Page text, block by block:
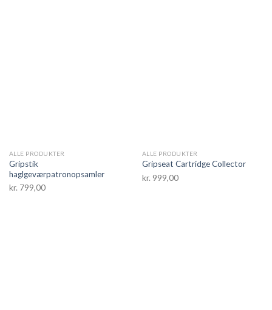
ALLE PRODUKTER
Gripstik
haglgeværpatronopsamler
kr. 799,00
ALLE PRODUKTER
Gripseat Cartridge Collector
kr. 999,00